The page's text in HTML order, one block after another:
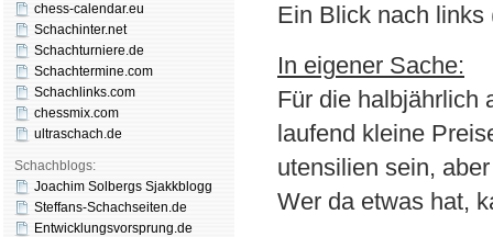
chess-calendar.eu
Schachinter.net
Schachturniere.de
Schachtermine.com
Schachlinks.com
chessmix.com
ultraschach.de
Schachblogs:
Joachim Solbergs Sjakkblogg
Steffans-Schachseiten.de
Entwicklungsvorsprung.de
Ein Blick nach
In eigener Sache:
Für die halbjährlich
laufend kleine
utensilien sein,
Wer da etwas hat,